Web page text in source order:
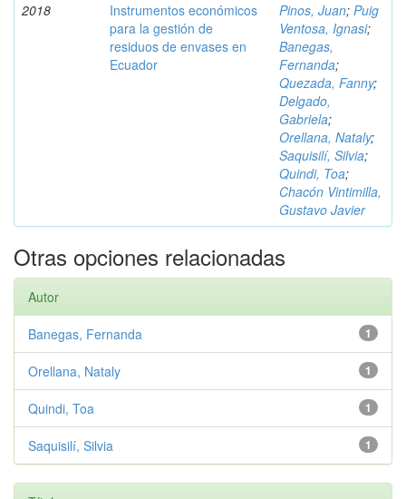
2018
Instrumentos económicos
para la gestión de
residuos de envases en
Ecuador
Pinos, Juan; Puig
Ventosa, Ignasi;
Banegas,
Fernanda;
Quezada, Fanny;
Delgado,
Gabriela;
Orellana, Nataly;
Saquisilí, Silvia;
Quindi, Toa;
Chacón Vintimilla,
Gustavo Javier
Otras opciones relacionadas
Autor
1
Banegas, Fernanda
1
Orellana, Nataly
1
Quindi, Toa
1
Saquisilí, Silvia